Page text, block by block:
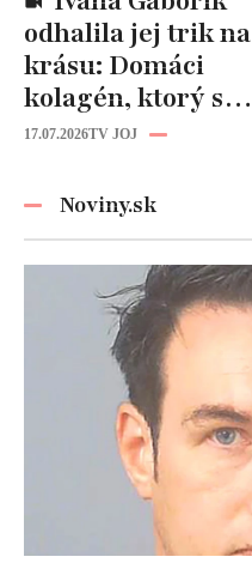
odhalila jej trik na
krásu: Domáci
kolagén, ktorý si
zvládnete
17.07.2026TV JOJ
Noviny.sk